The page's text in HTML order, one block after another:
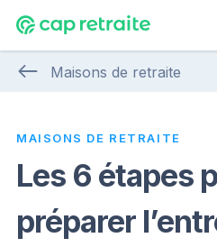
Maisons de retraite
MAISONS DE RETRAITE
Les 6 étapes
préparer